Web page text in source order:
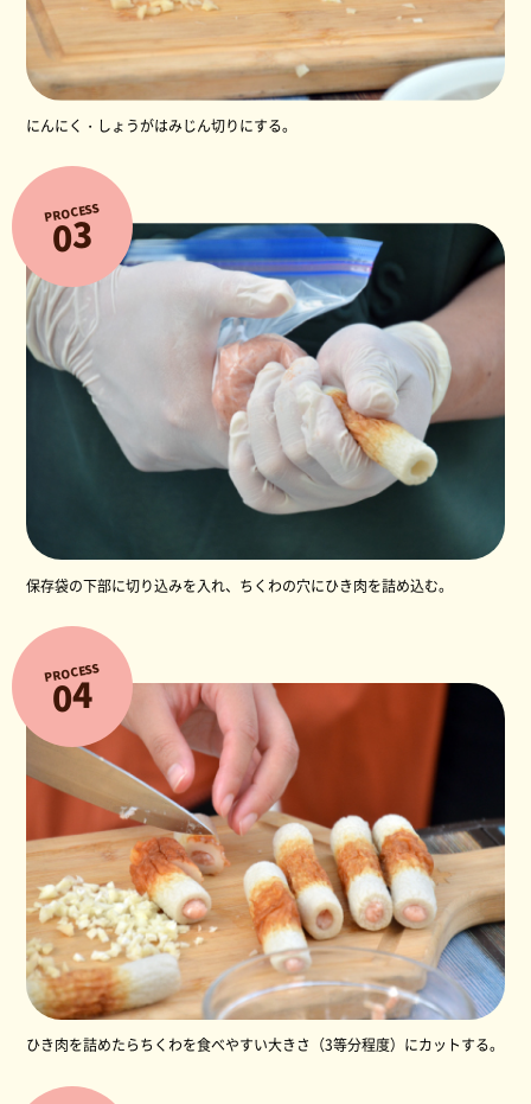
にんにく・しょうがはみじん切りにする。
PROCESS
03
保存袋の下部に切り込みを入れ、ちくわの穴にひき肉を詰め込む。
PROCESS
04
ひき肉を詰めたらちくわを食べやすい大きさ（3等分程度）にカットする。